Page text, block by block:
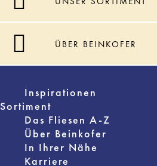
ÜBER BEINKOFER
Inspirationen
Sortiment
Das Fliesen A-Z
Über Beinkofer
In Ihrer Nähe
Karriere